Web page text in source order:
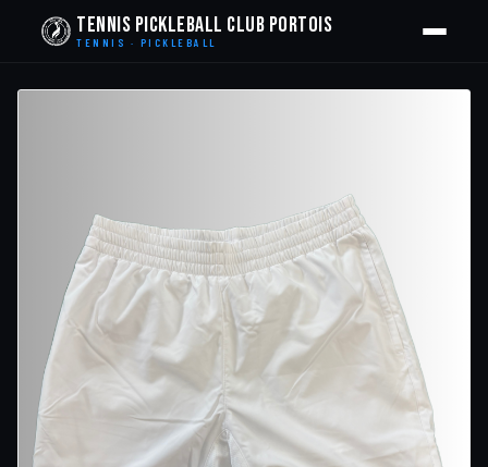
Tennis Pickleball Club Portois
TENNIS · PICKLEBALL